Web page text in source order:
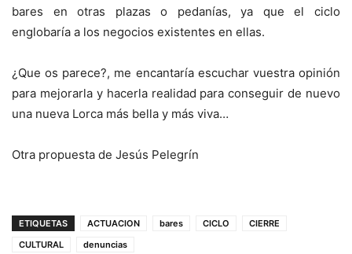
bares en otras plazas o pedanías, ya que el ciclo
englobaría a los negocios existentes en ellas.
¿Que os parece?, me encantaría escuchar vuestra opinión
para mejorarla y hacerla realidad para conseguir de nuevo
una nueva Lorca más bella y más viva…
Otra propuesta de Jesús Pelegrín
ETIQUETAS ACTUACION bares CICLO
CIERRE
CULTURAL
denuncias